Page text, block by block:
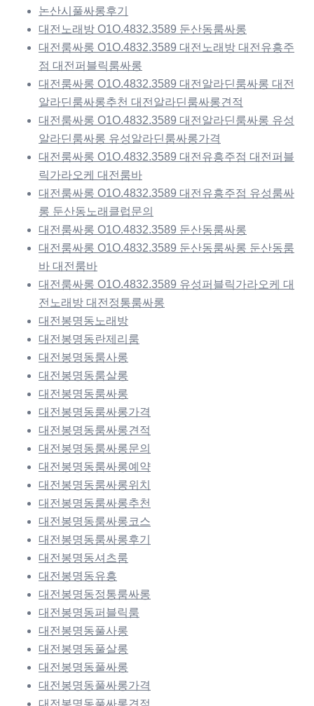
논산시풀싸롱후기
대전노래방 O1O.4832.3589 둔산동룸싸롱
대전룸싸롱 O1O.4832.3589 대전노래방 대전유흥주
점 대전퍼블릭룸싸롱
대전룸싸롱 O1O.4832.3589 대전알라딘룸싸롱 대전
알라딘룸싸롱추천 대전알라딘룸싸롱견적
대전룸싸롱 O1O.4832.3589 대전알라딘룸싸롱 유성
알라딘룸싸롱 유성알라딘룸싸롱가격
대전룸싸롱 O1O.4832.3589 대전유흥주점 대전퍼블
릭가라오케 대전룸바
대전룸싸롱 O1O.4832.3589 대전유흥주점 유성룸싸
롱 둔산동노래클럽문의
대전룸싸롱 O1O.4832.3589 둔산동룸싸롱
대전룸싸롱 O1O.4832.3589 둔산동룸싸롱 둔산동룸
바 대전룸바
대전룸싸롱 O1O.4832.3589 유성퍼블릭가라오케 대
전노래방 대전정통룸싸롱
대전봉명동노래방
대전봉명동란제리룸
대전봉명동룸사롱
대전봉명동룸살롱
대전봉명동룸싸롱
대전봉명동룸싸롱가격
대전봉명동룸싸롱견적
대전봉명동룸싸롱문의
대전봉명동룸싸롱예약
대전봉명동룸싸롱위치
대전봉명동룸싸롱추천
대전봉명동룸싸롱코스
대전봉명동룸싸롱후기
대전봉명동셔츠룸
대전봉명동유흥
대전봉명동정통룸싸롱
대전봉명동퍼블릭룸
대전봉명동풀사롱
대전봉명동풀살롱
대전봉명동풀싸롱
대전봉명동풀싸롱가격